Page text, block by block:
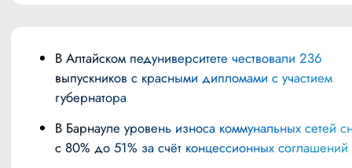
В Алтайском педуниверситете чествовали 236
выпускников с красными дипломами с участием
губернатора
В Барнауле уровень износа коммунальных сетей снизили
с 80% до 51% за счёт концессионных соглашений